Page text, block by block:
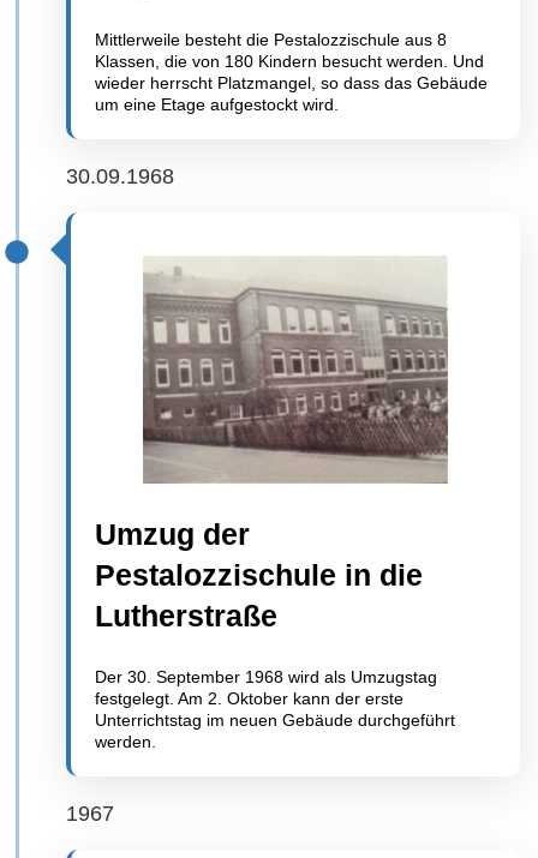
Mittlerweile besteht die Pestalozzischule aus 8
Klassen, die von 180 Kindern besucht werden. Und
wieder herrscht Platzmangel, so dass das Gebäude
um eine Etage aufgestockt wird.
30.09.1968
Umzug der
Pestalozzischule in die
Lutherstraße
Der 30. September 1968 wird als Umzugstag
festgelegt. Am 2. Oktober kann der erste
Unterrichtstag im neuen Gebäude durchgeführt
werden.
1967